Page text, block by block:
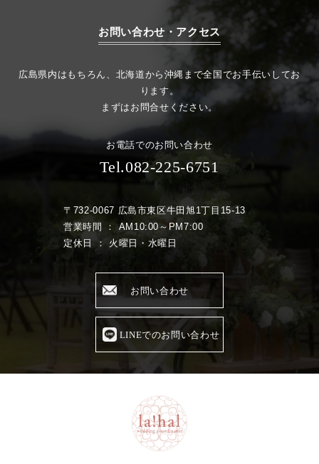
お問い合わせ・アクセス
広島県内はもちろん、北海道から沖縄まで全国でお手伝いしてお
ります。
まずはお問合せください。
お電話でのお問い合わせ
Tel.082-225-6751
〒732-0067 広島市東区牛田旭1丁目15-13
営業時間 ： AM10:00～PM7:00
定休日 ： 火曜日・水曜日
お問い合わせ
LINEでのお問い合わせ